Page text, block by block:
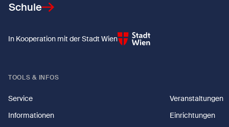
Schule
In Kooperation mit der Stadt Wien
TOOLS & INFOS
Service
Veranstaltungen
Informationen
Einrichtungen